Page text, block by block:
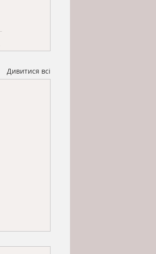
Дивитися всі